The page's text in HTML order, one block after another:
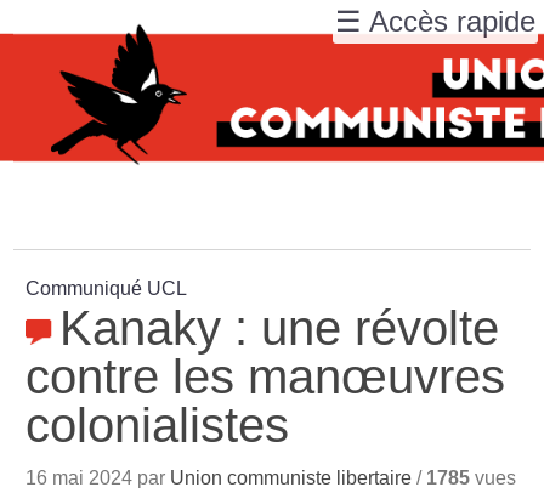
Communiqué UCL
Kanaky : une révolte
contre les manœuvres
colonialistes
16 mai 2024 par Union communiste libertaire / 1785 vues
☰ Accès rapide